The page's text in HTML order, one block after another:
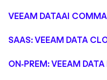
VEEAM DATAAI
SAAS: VEEAM DATA
ON-PREM: VEEAM